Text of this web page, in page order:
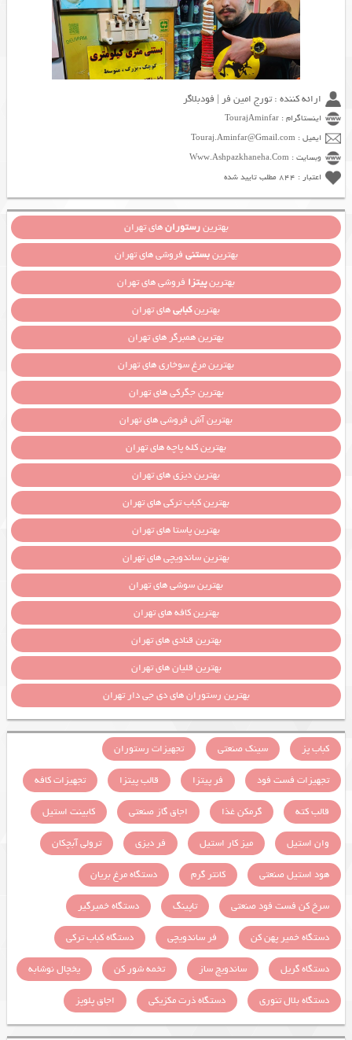
ارائه کننده : تورج امین فر | فودبلاگر
اینستاگرام : TourajAminfar
ایمیل : Touraj.Aminfar@Gmail.com
وبسایت : Www.Ashpazkhaneha.Com
اعتبار : 844 مطلب تایید شده
بهترینرستورانهای تهران
بهترینبستنی فروشی های تهران
بهترینپیتزا فروشی های تهران
بهترینکبابیهای تهران
بهترین همبرگر های تهران
بهترین مرغ سوخاری های تهران
بهترین جگرکی های تهران
بهترین آش فروشی های تهران
بهترین کله پاچه های تهران
بهترین دیزی های تهران
بهترین کباب ترکی های تهران
بهترین پاستا های تهران
بهترین ساندویچی های تهران
بهترین سوشی های تهران
بهترین کافه های تهران
بهترین قنادی های تهران
بهترین قلیان های تهران
بهترین رستوران های دی جی دار تهران
کباب پز سینک صنعتی
تجهیزات رستوران
تجهیزات فست فود
فر پیتزا قالب پیتزا
تجهیزات کافه
قالب کته
گرمکن غذا اجاق گاز صنعتی
کابینت استیل
وان استیل
میز کار استیل فر دیزی
ترولی آبچکان
هود استیل صنعتی
کانتر گرم
دستگاه مرغ بریان
سرخ کن فست فود صنعتی
تاپینگ
دستگاه خمیرگیر
دستگاه خمیر پهن کن
فر ساندویچی
دستگاه کباب ترکی
دستگاه گریل
ساندویچ ساز تخمه شور کن
یخچال نوشابه
دستگاه بلال تنوری
دستگاه ذرت مکزیکی اجاق پلوپز